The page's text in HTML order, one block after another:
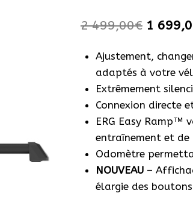
2 499,00€ Le
initial
était :
2
1
Ajustement,
adaptés à votre
Extrêmement
Connexion directe
ERG Easy Ramp™
entraînement et de
Odomètre
NOUVEAU –
élargie des